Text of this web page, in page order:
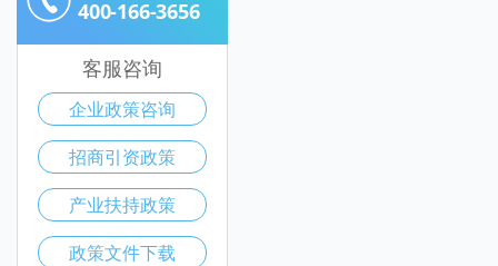
400-166-3656
客服咨询
企业政策咨询
招商引资政策
产业扶持政策
政策文件下载